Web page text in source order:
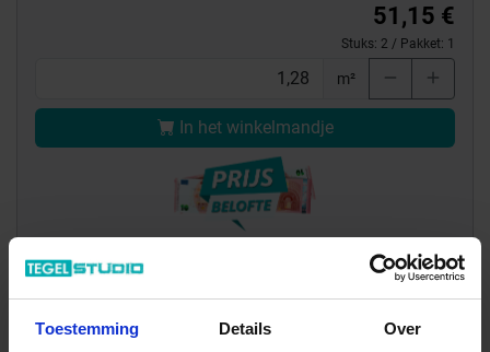
Toestemming Details Over
51,15 €
Stuks: 2 / Pakket: 1
m²
In het winkelmandje
Of een monster bestellen?